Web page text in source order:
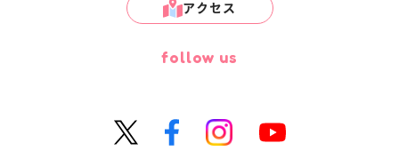
アクセス
follow us